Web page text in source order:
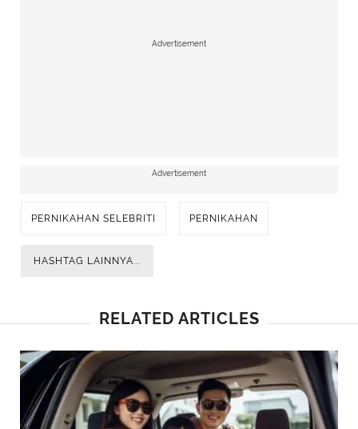
Advertisement
Advertisement
PERNIKAHAN SELEBRITI PERNIKAHAN
HASHTAG LAINNYA...
RELATED ARTICLES